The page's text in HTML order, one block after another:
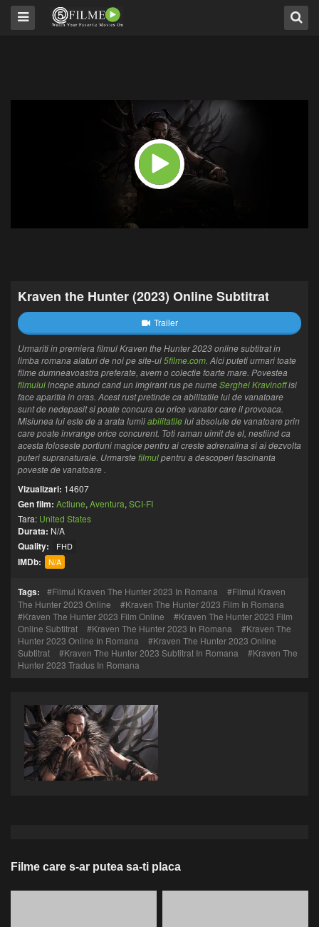
Kraven the Hunter (2023) Online Subtitrat
Trailer
Urmariti in premiera filmul Kraven the Hunter 2023 online subtitrat in
limba romana alaturi de noi pe site-ul5filme.com. Aici puteti urmari toate
filme dumneavoastra preferate, avem o colectie foarte mare. Povestea
filmuluiincepe atunci cand un imgirant rus pe numeSerghei Kravinoffisi
face aparitia in oras. Acest rust pretinde ca abilitatile lui de vanatoare
sunt de nedepasit si poate concura cu orice vanator care il provoaca.
Misiunea lui este de a arata lumiiabilitatilelui absolute de vanatoare prin
care poate invrange orice concurent. Toti raman uimit de el, nestiind ca
acesta foloseste portiuni magice pentru ai creste adrenalina si ai dezvolta
puteri supranaturale. Urmarstefilmulpentru a descoperi fascinanta
poveste de vanatoare .
Vizualizari: 14607
Gen film: Actiune, Aventura, SCI-FI
Tara: United States
Durata: N/A
Quality: FHD
IMDb: N/A
Tags: Filmul Kraven The Hunter 2023 In Romana
Filmul Kraven
The Hunter 2023 Online
Kraven The Hunter 2023 Film In Romana
Kraven The Hunter 2023 Film Online
Kraven The Hunter 2023 Film
Online Subtitrat
Kraven The Hunter 2023 In Romana
Kraven The
Hunter 2023 Online In Romana
Kraven The Hunter 2023 Online
Subtitrat
Kraven The Hunter 2023 Subtitrat In Romana
Kraven The
Hunter 2023 Tradus In Romana
Filme care s-ar putea sa-ti placa